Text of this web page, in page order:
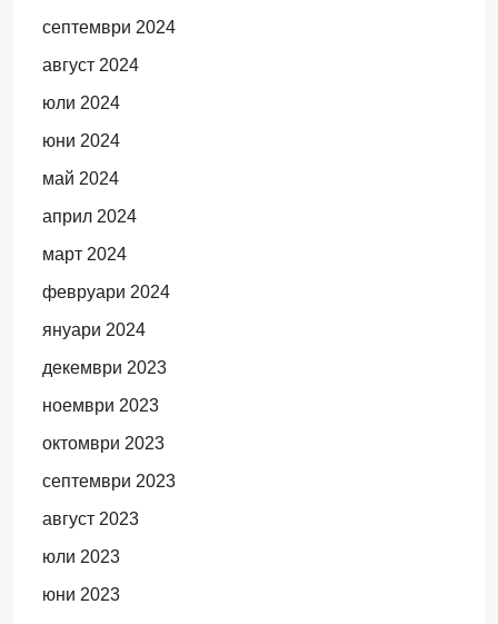
септември 2024
август 2024
юли 2024
юни 2024
май 2024
април 2024
март 2024
февруари 2024
януари 2024
декември 2023
ноември 2023
октомври 2023
септември 2023
август 2023
юли 2023
юни 2023